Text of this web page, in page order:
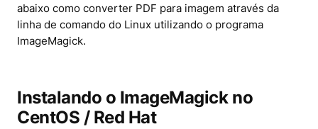
abaixo como converter PDF para imagem através da
linha de comando do Linux utilizando o programa
ImageMagick.
Instalando o ImageMagick no
CentOS / Red Hat